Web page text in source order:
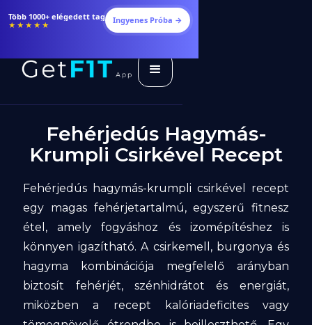
Étrendek, receptek és edzéstervek
★★★★★ Ingyenes Próba →
Fehérjedús Hagymás-
Krumpli Csirkével Recept
Fehérjedús hagymás-krumpli csirkével recept
egy magas fehérjetartalmú, egyszerű fitnesz
étel, amely fogyáshoz és izomépítéshez is
könnyen igazítható. A csirkemell, burgonya és
hagyma kombinációja megfelelő arányban
biztosít fehérjét, szénhidrátot és energiát,
miközben a recept kalóriadeficites vagy